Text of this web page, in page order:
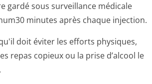
gardé sous surveillance médicale
minutes après chaque injection.
doit éviter les efforts physiques,
repas copieux ou la prise d’alcool le